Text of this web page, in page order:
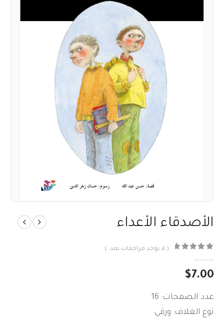
الأصدقاء الأعداء
( لا توجد مراجعات بعد. )
$7.00
عدد الصفحات: 16
نوع الغلاف: ورقي